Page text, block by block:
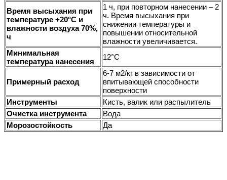
Время высыхания при
температуре +20°С и
влажности воздуха 70%,
ч
1 ч, при повторном нанесении – 2
ч. Время высыхания при
снижении температуры и
повышении относительной
влажности увеличивается.
Минимальная
температура нанесения
12°C
Примерный расход
6-7 м2/кг в зависимости от
впитывающей способности
поверхности
Инструменты
Кисть, валик или распылитель
Очистка инструмента
Вода
Морозостойкость
Да